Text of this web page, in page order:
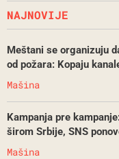
NAJNOVIJE
Meštani se organizuju
od požara: Kopaju
Mašina
Kampanja pre
širom Srbije, SNS
Mašina